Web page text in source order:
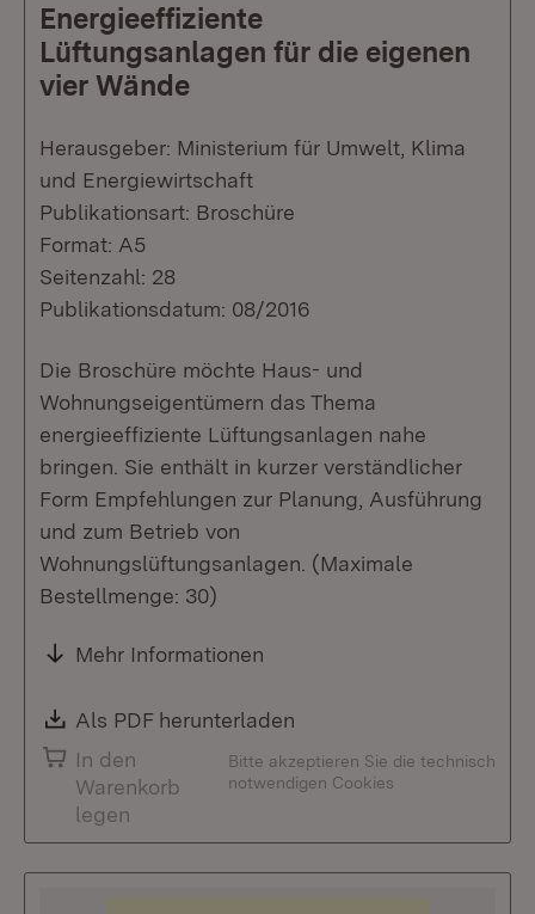
Energieeffiziente
Lüftungsanlagen für die eigenen
vier Wände
Herausgeber: Ministerium für Umwelt, Klima
und Energiewirtschaft
Publikationsart: Broschüre
Format: A5
Seitenzahl: 28
Publikationsdatum: 08/2016
Die Broschüre möchte Haus- und
Wohnungseigentümern das Thema
energieeffiziente Lüftungsanlagen nahe
bringen. Sie enthält in kurzer verständlicher
Form Empfehlungen zur Planung, Ausführung
und zum Betrieb von
Wohnungslüftungsanlagen. (Maximale
Bestellmenge: 30)
Mehr Informationen
Download:
Als PDF herunterladen
In den
Warenkorb
legen
Bitte akzeptieren Sie die technisch
notwendigen Cookies